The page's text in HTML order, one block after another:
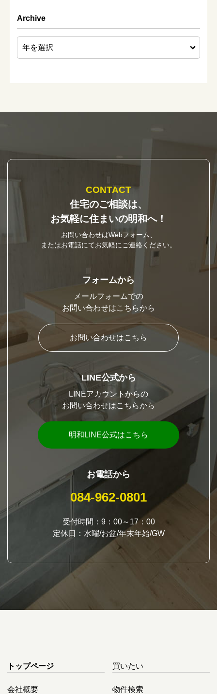
Archive
CONTACT
住宅のご相談は、
お気軽に住まいの明和へ！
お問い合わせはWebフォーム、
またはお電話にてお気軽にご連絡ください。
フォームから
メールフォームでの
お問い合わせはこちらから
お問い合わせはこちら
LINE公式から
LINEアカウントからの
お問い合わせはこちらから
明和LINE公式はこちら
お電話から
084-962-0801
受付時間：9：00～17：00
定休日：水曜/お盆/年末年始/GW
トップページ
会社概要
買いたい
物件検索